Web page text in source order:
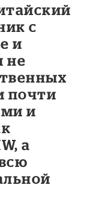
с
и
не
почти
и
а